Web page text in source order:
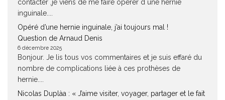
contacter ,je viens de me faire opérer d une hernie
inguinale....
Opéré d’une hernie inguinale, j’ai toujours mal !
Question de Arnaud Denis
6 décembre 2025
Bonjour. Je lis tous vos commentaires et je suis effaré du
nombre de complications liée à ces prothèses de
hernie....
Nicolas Duplàa : « J’aime visiter, voyager, partager et le fait